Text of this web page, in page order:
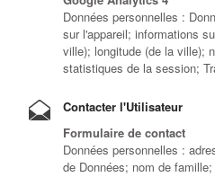
Données personnelles :
sur l'appareil; informations
ville); longitude (de la ville);
statistiques de la session;
Contacter l'Utilisateur
Formulaire de contact
Données personnelles :
de Données; nom de